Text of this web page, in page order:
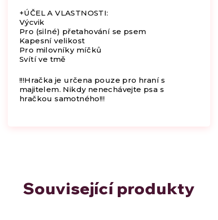
+ÚČEL A VLASTNOSTI:
Výcvik
Pro (silné) přetahování se psem
Kapesní velikost
Pro milovníky míčků
Svítí ve tmě
!!!Hračka je určena pouze pro hraní s
majitelem. Nikdy nenechávejte psa s
hračkou samotného!!!
Související produkty